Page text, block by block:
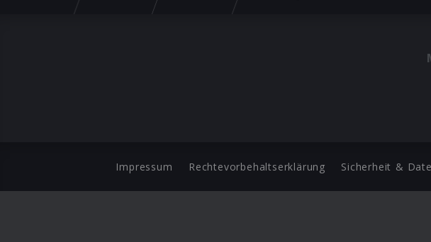
Impressum Rechtevorbehaltserklärung Sicherheit &